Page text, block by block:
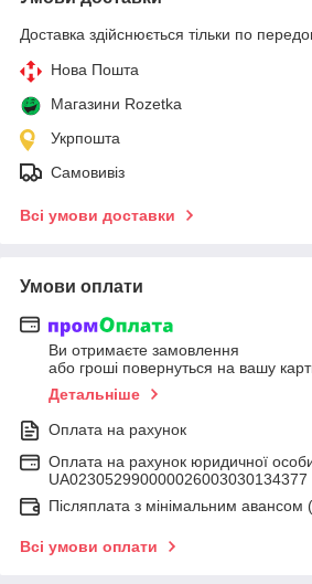
Доставка здійснюється тільки по
Нова Пошта
Магазини Rozetka
Укрпошта
Самовивіз
Всі умови доставки
Умови оплати
Ви отримаєте замовлення
або гроші повернуться на вашу
Детальніше
Оплата на рахунок
Оплата на рахунок юридичної
UA023052990000026003030134377
Післяплата з мінімальним авансом
Всі умови оплати